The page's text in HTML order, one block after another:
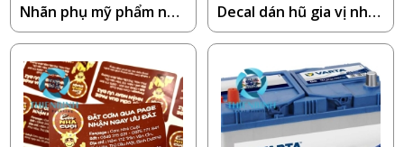
Nhãn phụ mỹ phẩm nhậ
p khẩu
Decal dán hũ gia vị nhà
bếp